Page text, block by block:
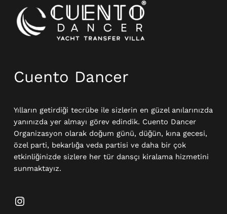
Cuento Dancer
Yılların getirdiği tecrübe ile sizlerin en güzel anılarınızda
yanınızda yer almayı görev edindik. Cuento Dancer
Organizasyon olarak doğum günü, düğün, kına gecesi,
özel parti, bekarlığa veda partisi ve daha bir çok
etkinliğinizde sizlere her tür dansçı kiralama hizmetini
sunmaktayız.